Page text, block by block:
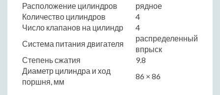
Расположение цилиндров
рядное
Количество цилиндров
4
Число клапанов на цилиндр
4
Система питания двигателя
распределенный
впрыск
Степень сжатия
9.8
Диаметр цилиндра и ход
поршня, мм
86 × 86